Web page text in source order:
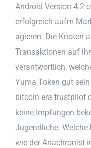
Android Version 4.2
erfolgreich aufm
agieren. Die Knoten
Transaktionen auf
verantwortlich,
Yuma Token gut
bitcoin era trustpilot
keine Impfungen
Jugendliche.
wie der Anachronist